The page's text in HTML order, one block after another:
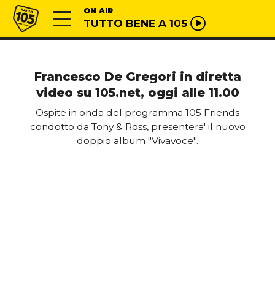
Vai al contenuto
Radio 105 ON AIR
TUTTO BENE A 105
Francesco De Gregori in diretta
video su 105.net, oggi alle 11.00
Ospite in onda del programma 105 Friends
condotto da Tony & Ross, presentera' il nuovo
doppio album "Vivavoce".